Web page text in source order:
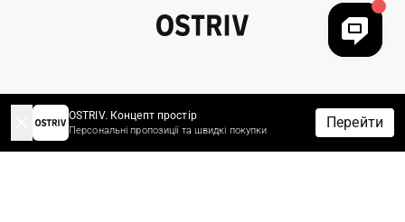
OSTRIV. Концепт простір
Персональні пропозиції та швидкі покупки Перейти